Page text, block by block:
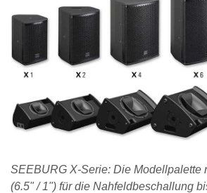
SEEBURG X-Serie: Die Modellpalette
(6.5" / 1") für die Nahfeldbeschallung